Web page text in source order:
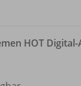
HOT Digital-